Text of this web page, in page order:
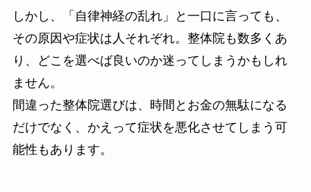
しかし、「自律神経の乱れ」と一口に言っても、
その原因や症状は人それぞれ。整体院も数多くあ
り、どこを選べば良いのか迷ってしまうかもしれ
ません。
間違った整体院選びは、時間とお金の無駄になる
だけでなく、かえって症状を悪化させてしまう可
能性もあります。